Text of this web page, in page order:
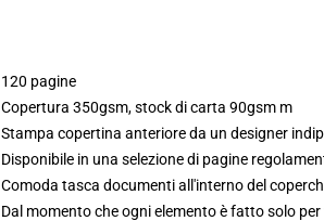
120 pagine
Copertura 350gsm, stock di carta 90gsm m
Stampa copertina anteriore da un designer
Disponibile in una selezione di pagine
Comoda tasca documenti all'interno del
Dal momento che ogni elemento è fatto solo